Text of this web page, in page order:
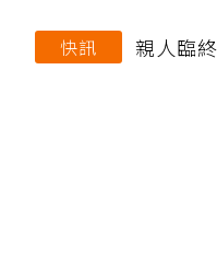
快訊 親人臨